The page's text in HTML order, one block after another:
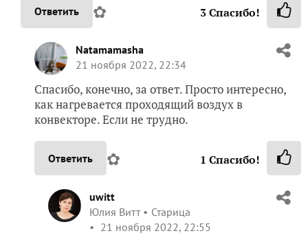
Ответить ✿ 3Спасибо!
Natamamasha
21 ноября 2022, 22:34
Спасибо, конечно, за ответ. Просто интересно,
как нагревается проходящий воздух в
конвекторе. Если не трудно.
Ответить ✿ 1 Спасибо!
uwitt
Юлия Витт
Старица
21 ноября 2022, 22:55